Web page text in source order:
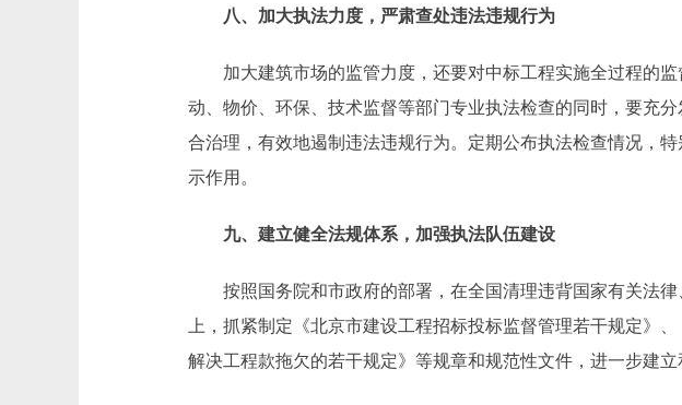
八、加大执法力度，严肃查处违法违规行为
加大建筑市场的监管力度，还要对中标工程实施全过程的监
动、物价、环保、技术监督等部门专业执法检查的同时，要充
合治理，有效地遏制违法违规行为。定期公布执法检查情况，
示作用。
九、建立健全法规体系，加强执法队伍建设
按照国务院和市政府的部署，在全国清理违背国家有关法律
上，抓紧制定《北京市建设工程招标投标监督管理若干规定》
解决工程款拖欠的若干规定》等规章和规范性文件，进一步建立